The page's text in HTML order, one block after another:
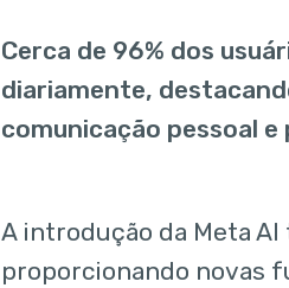
Cerca de 96% dos
diariamente,
comunicação pessoal e
A introdução da Meta
proporcionando novas